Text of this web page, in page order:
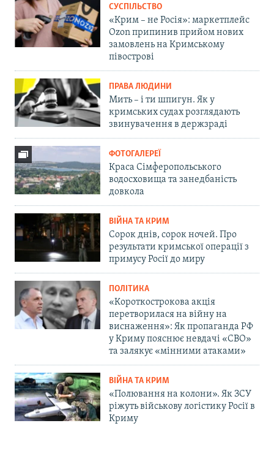
СУСПІЛЬСТВО
«Крим – не Росія»: маркетплейс
Ozon припинив прийом нових
замовлень на Кримському
півострові
ПРАВА ЛЮДИНИ
Мить – і ти шпигун. Як у
кримських судах розглядають
звинувачення в держзраді
ФОТОГАЛЕРЕЇ
Краса Сімферопольського
водосховища та занедбаність
довкола
ВІЙНА ТА КРИМ
Сорок днів, сорок ночей. Про
результати кримської операції з
примусу Росії до миру
ПОЛІТИКА
«Короткострокова акція
перетворилася на війну на
виснаження»: Як пропаганда РФ
у Криму пояснює невдачі «СВО»
та залякує «мінними атаками»
ВІЙНА ТА КРИМ
«Полювання на колони». Як ЗСУ
ріжуть військову логістику Росії в
Криму